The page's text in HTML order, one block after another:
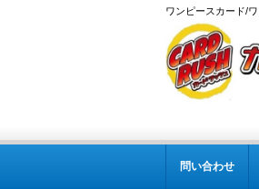
ワンピースカード/
問い合わせ